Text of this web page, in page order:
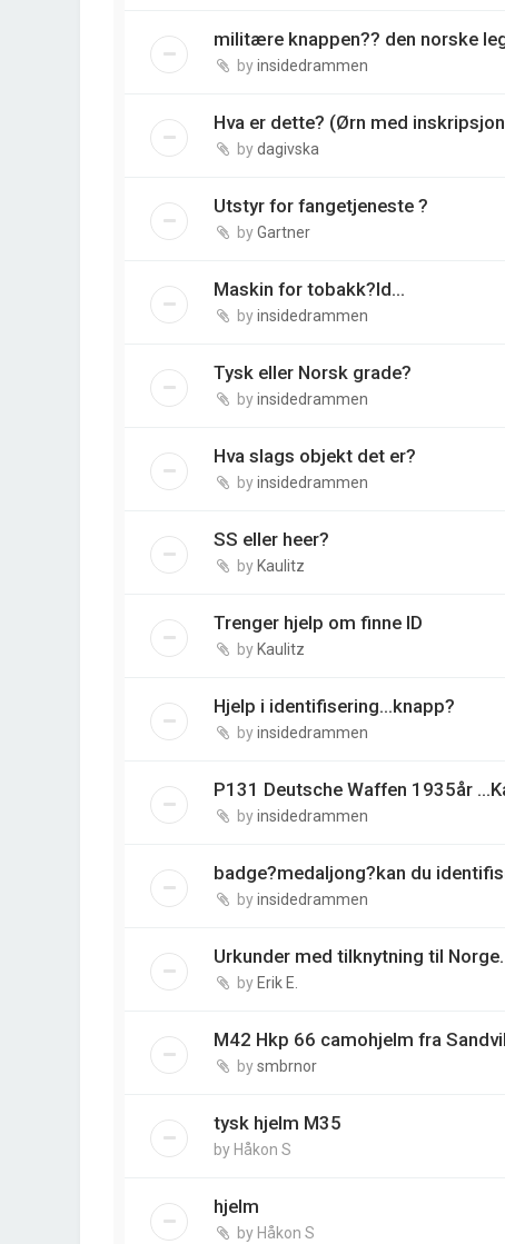
militære knappen?? den norske
byinsidedrammen
Hva er dette? (Ørn med
bydagivska
Utstyr for fangetjeneste ?
byGartner
Maskin for tobakk?Id...
byinsidedrammen
Tysk eller Norsk grade?
byinsidedrammen
Hva slags objekt det er?
byinsidedrammen
SS eller heer?
by Kaulitz
Trenger hjelp om finne ID
by Kaulitz
Hjelp i identifisering...knapp?
byinsidedrammen
P131 Deutsche Waffen 1935år
byinsidedrammen
badge?medaljong?kan du
byinsidedrammen
Urkunder med tilknytning til Norge.
by Erik E.
M42 Hkp 66 camohjelm fra
bysmbrnor
tysk hjelm M35
by Håkon S
hjelm
by Håkon S